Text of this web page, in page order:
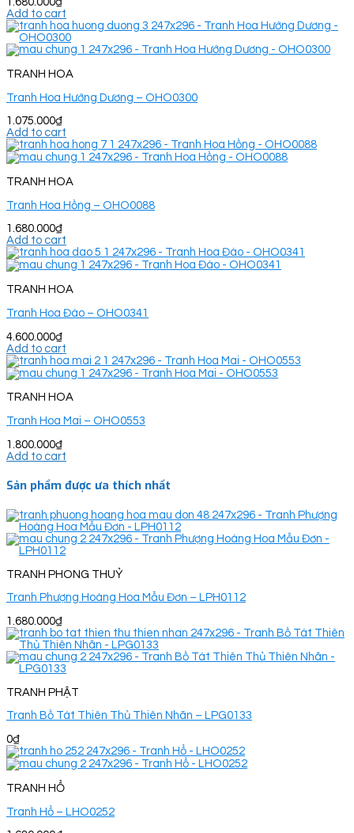
Add to cart
TRANH HOA
Tranh Hoa Hướng Dương – OHO0300
1.075.000₫
Add to cart
TRANH HOA
Tranh Hoa Hồng – OHO0088
1.680.000₫
Add to cart
TRANH HOA
Tranh Hoa Đào – OHO0341
4.600.000₫
Add to cart
TRANH HOA
Tranh Hoa Mai – OHO0553
1.800.000₫
Add to cart
Sản phẩm được ưa thích nhất
TRANH PHONG THUỶ
Tranh Phượng Hoàng Hoa Mẫu Đơn – LPH0112
1.680.000₫
TRANH PHẬT
Tranh Bồ Tát Thiên Thủ Thiên Nhãn – LPG0133
0₫
TRANH HỔ
Tranh Hổ – LHO0252